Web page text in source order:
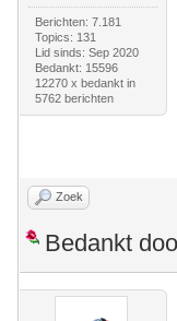
Berichten: 7.181
Topics: 131
Lid sinds: Sep 2020
Bedankt: 15596
12270 x bedankt in
5762 berichten
Zoek
Bedankt